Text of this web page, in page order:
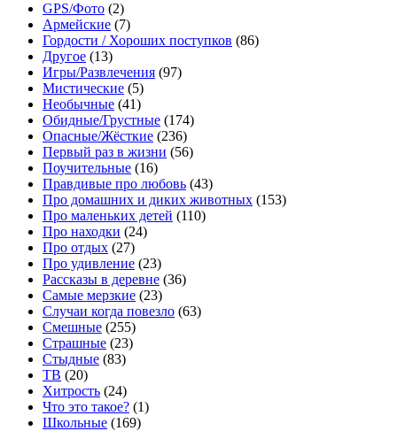
GPS/Фото (2)
Армейские (7)
Гордости / Хороших поступков (86)
Другое (13)
Игры/Развлечения (97)
Мистические (5)
Необычные (41)
Обидные/Грустные (174)
Опасные/Жёсткие (236)
Первый раз в жизни (56)
Поучительные (16)
Правдивые про любовь (43)
Про домашних и диких животных (153)
Про маленьких детей (110)
Про находки (24)
Про отдых (27)
Про удивление (23)
Рассказы в деревне (36)
Самые мерзкие (23)
Случаи когда повезло (63)
Смешные (255)
Страшные (23)
Стыдные (83)
ТВ (20)
Хитрость (24)
Что это такое? (1)
Школьные (169)